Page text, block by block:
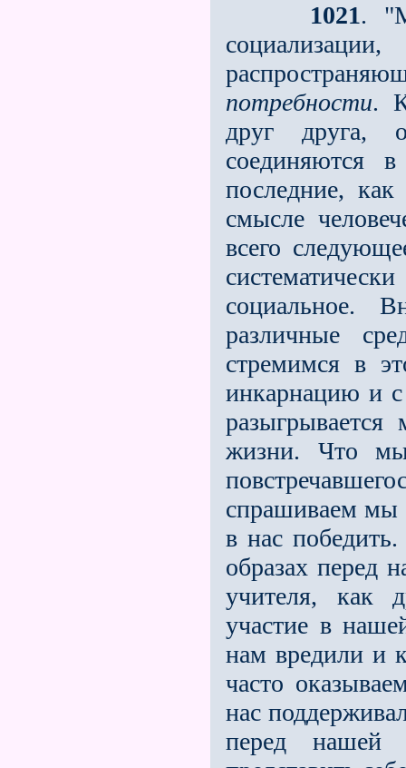
1021.
потребности.
друг друга,
соединяются
последние,
смысле
всего
социальное.
различные
стремимся в
инкарнацию и с
жизни. Что
спрашиваем мы
в нас
образах перед
учителя, как
участие в
нам вредили и
часто
нас
перед